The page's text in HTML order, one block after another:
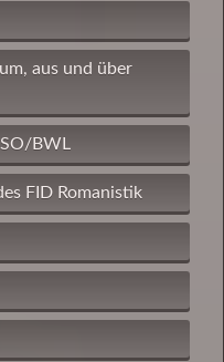
aus und über
BWL
FID Romanistik